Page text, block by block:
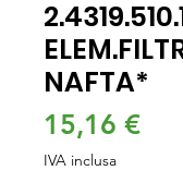
NAFTA*
15,16 €
IVA inclusa